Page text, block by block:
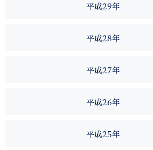
平成29年
平成28年
平成27年
平成26年
平成25年